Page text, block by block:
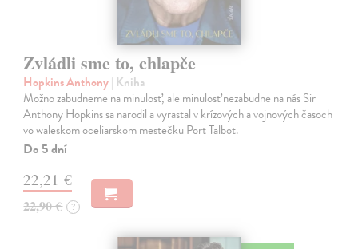
Zvládli sme to, chlapče
Hopkins Anthony| Kniha
Možno zabudneme na minulosť, ale minulosť nezabudne na nás Sir
Anthony Hopkins sa narodil a vyrastal v krízových a vojnových časoch
vo waleskom oceliarskom mestečku Port Talbot.
Do 5 dní
22,21 €
22,90 € ?